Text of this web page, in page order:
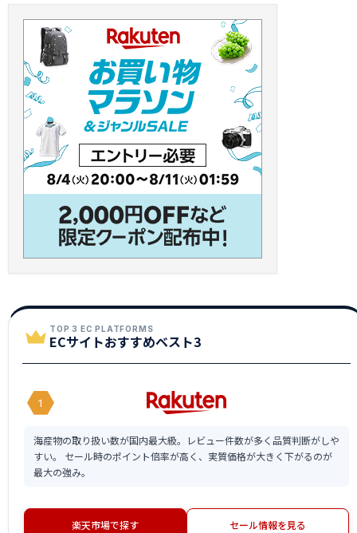
TOP 3 EC PLATFORMS
ECサイトおすすめベスト3
1
海産物の取り扱い数が国内最大級。レビュー件数が多く品質判断がしや
すい。 セール時のポイント倍率が高く、実質価格が大きく下がるのが
最大の強み。
楽天市場で探す セール情報を見る